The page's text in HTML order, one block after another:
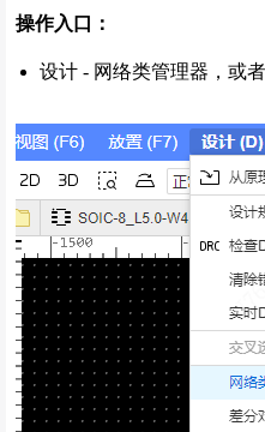
操作入口：
设计 - 网络类管理器，或